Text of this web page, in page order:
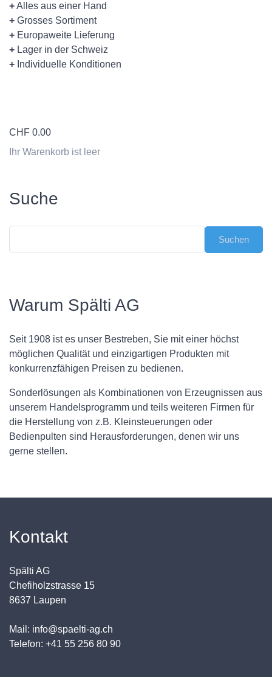
+Alles aus einer Hand
+ Grosses Sortiment
+ Europaweite Lieferung
+ Lager in der Schweiz
+ Individuelle Konditionen
CHF 0.00
Ihr Warenkorb ist leer
Suche
Warum Spälti AG
Seit 1908 ist es unser Bestreben, Sie mit einer höchst
möglichen Qualität und einzigartigen Produkten mit
konkurrenzfähigen Preisen zu bedienen.
Sonderlösungen als Kombinationen von Erzeugnissen aus
unserem Handelsprogramm und teils weiteren Firmen für
die Herstellung von z.B. Kleinsteuerungen oder
Bedienpulten sind Herausforderungen, denen wir uns
gerne stellen.
Kontakt
Spälti AG
Chefiholzstrasse 15
8637 Laupen
Mail: info@spaelti-ag.ch
Telefon: +41 55 256 80 90